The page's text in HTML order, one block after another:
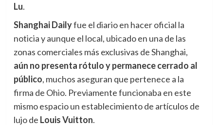
Lu.
Shanghai Dailyfue el diario en hacer oficial la
noticia y aunque el local, ubicado en una de las
zonas comerciales más exclusivas de Shanghai,
aún no presenta rótulo y permanece cerrado al
público, muchos aseguran que pertenece a la
firma de Ohio. Previamente funcionaba en este
mismo espacio un establecimiento de artículos de
lujo de Louis Vuitton.